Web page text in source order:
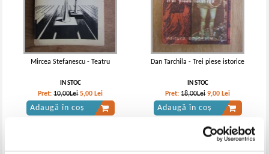
Mircea Stefanescu - Teatru
IN STOC
Pret:10,00Lei 5,00 Lei
Adaugă în coș
Dan Tarchila - Trei piese istorice
IN STOC
Pret:18,00Lei 9,00 Lei
Adaugă în coș
-40%